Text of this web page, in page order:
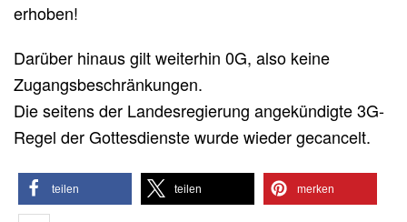
erhoben!
Darüber hinaus gilt weiterhin 0G, also keine
Zugangsbeschränkungen.
Die seitens der Landesregierung angekündigte 3G-
Regel der Gottesdienste wurde wieder gecancelt.
teilen teilen merken